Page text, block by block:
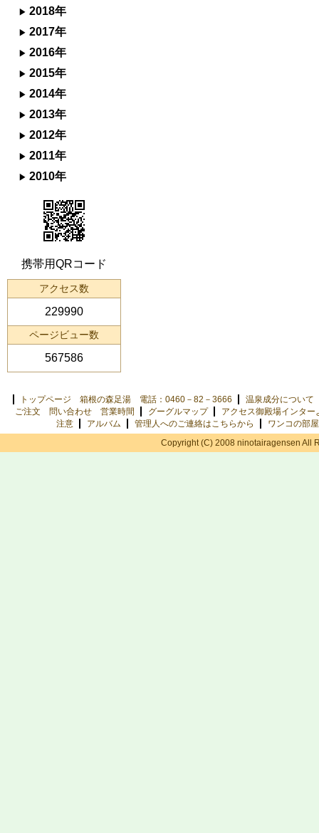
2018年
2017年
2016年
2015年
2014年
2013年
2012年
2011年
2010年
携帯用QRコード
アクセス数
229990
ページビュー数
567586
トップページ 箱根の森足湯 電話：0460－82－3666
温泉成分について
ご注文 問い合わせ 営業時間
グーグルマップ
アクセス御殿場インター
注意
アルバム 管理人へのご連絡はこちらから
ワンコの部屋
Copyright (C) 2008 ninotairagensen All